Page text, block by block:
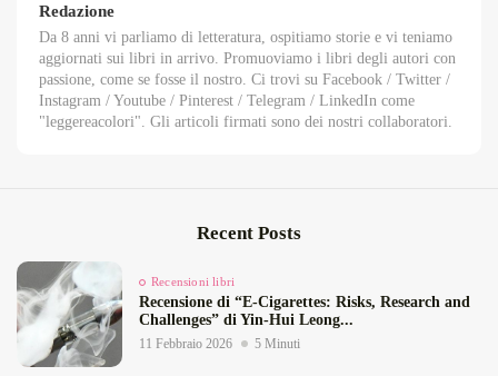
Redazione
Da 8 anni vi parliamo di letteratura, ospitiamo storie e vi teniamo
aggiornati sui libri in arrivo. Promuoviamo i libri degli autori con
passione, come se fosse il nostro. Ci trovi su Facebook / Twitter /
Instagram / Youtube / Pinterest / Telegram / LinkedIn come
"leggereacolori". Gli articoli firmati sono dei nostri collaboratori.
Recent Posts
Recensioni libri
Recensione di “E‑Cigarettes: Risks, Research and
Challenges” di Yin‑Hui Leong...
11 Febbraio 2026 5 Minuti